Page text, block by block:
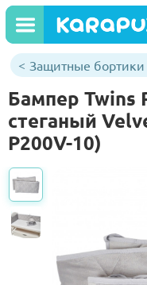
Защитные
Бампер Twins
стеганый
P200V-10)